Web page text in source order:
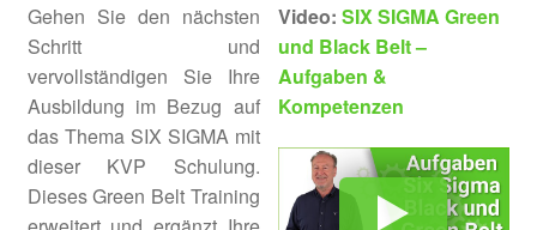
öffnen
Prozessmanagement &
Prozessoptimierung
Kontinuierlicher
Verbesserungsprozess KVP
öffnen
Gehen Sie den nächsten
Schritt und
vervollständigen Sie Ihre
Ausbildung im Bezug auf
das Thema SIX SIGMA mit
dieser KVP Schulung.
Dieses Green Belt Training
Video: SIX SIGMA Green
und Black Belt –
Aufgaben &
Kompetenzen